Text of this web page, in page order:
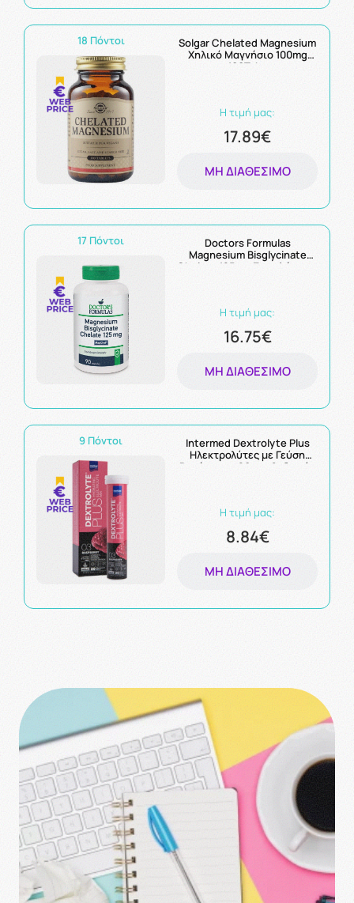
18 Πόντοι
Solgar Chelated Magnesium
Χηλικό Μαγνήσιο 100mg
100Tabs
Η τιμή μας:
17.89€
ΜΗ ΔΙΑΘΈΣΙΜΟ
17 Πόντοι
Doctors Formulas
Magnesium Bisglycinate
Chelate 125mg Συμπλήρωμα
Η τιμή μας:
16.75€
ΜΗ ΔΙΑΘΈΣΙΜΟ
9 Πόντοι
Intermed Dextrolyte Plus
Ηλεκτρολύτες με Γεύση
Βατόμουρο 20 αναβ. δισκία
Η τιμή μας:
8.84€
ΜΗ ΔΙΑΘΈΣΙΜΟ